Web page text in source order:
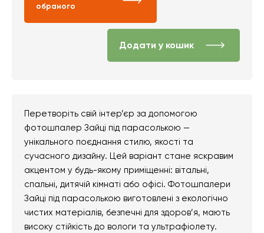
обраного
Додати у кошик
Перетворіть свій інтер’єр за допомогою
фотошпалер Зайці під парасолькою —
унікального поєднання стилю, якості та
сучасного дизайну. Цей варіант стане яскравим
акцентом у будь-якому приміщенні: вітальні,
спальні, дитячій кімнаті або офісі. Фотошпалери
Зайці під парасолькою виготовлені з екологічно
чистих матеріалів, безпечні для здоров’я, мають
високу стійкість до вологи та ультрафіолету.